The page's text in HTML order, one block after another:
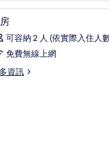
上網
4
可容納 2 人 (依實際入住人
免費無線上網
資訊